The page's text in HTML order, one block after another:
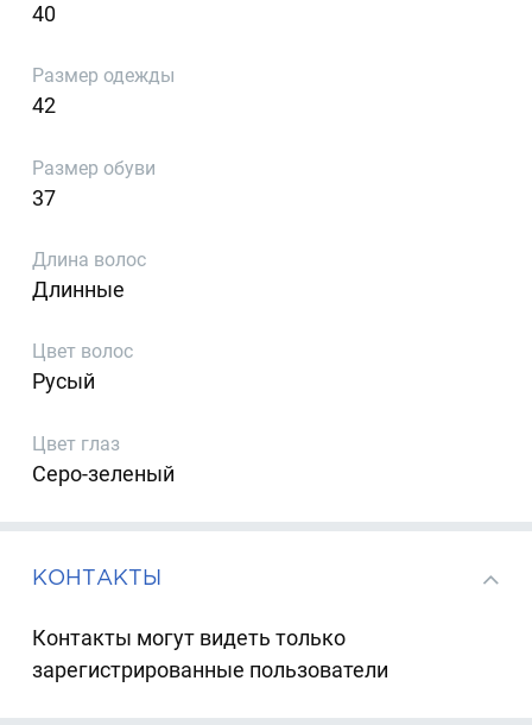
40
Размер одежды
42
Размер обуви
37
Длина волос
Длинные
Цвет волос
Русый
Цвет глаз
Серо-зеленый
КОНТАКТЫ
Контакты могут видеть только
зарегистрированные пользователи